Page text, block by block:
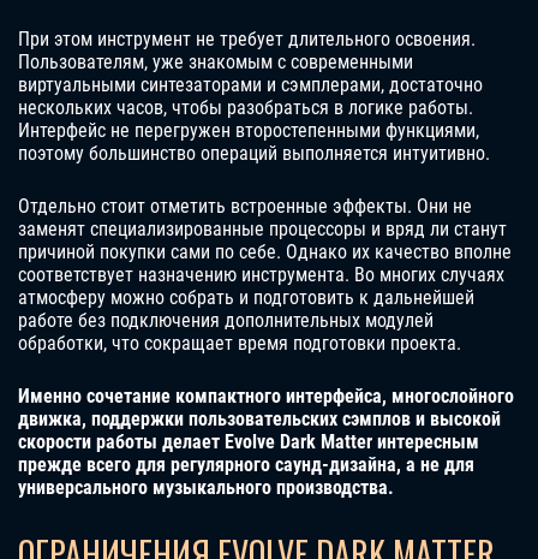
При этом инструмент не требует длительного освоения.
Пользователям, уже знакомым с современными
виртуальными синтезаторами и сэмплерами, достаточно
нескольких часов, чтобы разобраться в логике работы.
Интерфейс не перегружен второстепенными функциями,
поэтому большинство операций выполняется интуитивно.
Отдельно стоит отметить встроенные эффекты. Они не
заменят специализированные процессоры и вряд ли станут
причиной покупки сами по себе. Однако их качество вполне
соответствует назначению инструмента. Во многих случаях
атмосферу можно собрать и подготовить к дальнейшей
работе без подключения дополнительных модулей
обработки, что сокращает время подготовки проекта.
Именно сочетание компактного интерфейса, многослойного
движка, поддержки пользовательских сэмплов и высокой
скорости работы делает Evolve Dark Matter интересным
прежде всего для регулярного саунд-дизайна, а не для
универсального музыкального производства.